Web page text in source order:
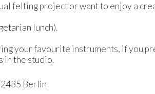
felting project or want to enjoy a
lunch).
your favourite instruments, if you
in the studio.
Berlin